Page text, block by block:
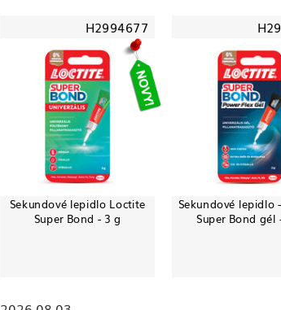
H2994677
Sekundové lepidlo Loctite
Super Bond - 3 g
Sekundové lepidlo
Super Bond gél